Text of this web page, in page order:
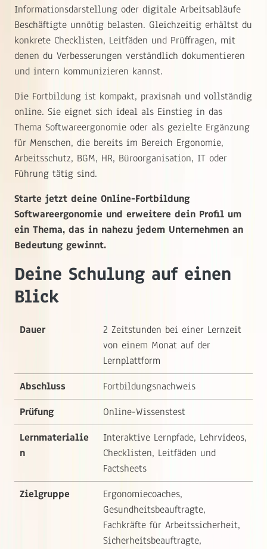
Informationsdarstellung oder digitale Arbeitsabläufe
Beschäftigte unnötig belasten. Gleichzeitig erhältst du
konkrete Checklisten, Leitfäden und Prüffragen, mit
denen du Verbesserungen verständlich dokumentieren
und intern kommunizieren kannst.
Die Fortbildung ist kompakt, praxisnah und vollständig
online. Sie eignet sich ideal als Einstieg in das
Thema Softwareergonomie oder als gezielte Ergänzung
für Menschen, die bereits im Bereich Ergonomie,
Arbeitsschutz, BGM, HR, Büroorganisation, IT oder
Führung tätig sind.
Starte jetzt deine Online-Fortbildung
Softwareergonomie und erweitere dein Profil um
ein Thema, das in nahezu jedem Unternehmen an
Bedeutung gewinnt.
Deine Schulung auf einen
Blick
Dauer
2 Zeitstunden bei einer Lernzeit
von einem Monat auf der
Lernplattform
Abschluss
Fortbildungsnachweis
Prüfung
Online-Wissenstest
Lernmaterialie
n
Interaktive Lernpfade, Lehrvideos,
Checklisten, Leitfäden und
Factsheets
Zielgruppe
Ergonomiecoaches,
Gesundheitsbeauftragte,
Fachkräfte für Arbeitssicherheit,
Sicherheitsbeauftragte,